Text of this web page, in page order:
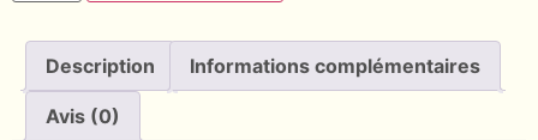
Description Informations complémentaires
Avis (0)